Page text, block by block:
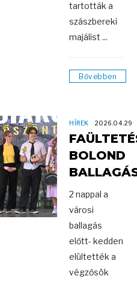
tartották a
szászbereki
majálist ...
Bővebben
HÍREK 2026.04.29
BOLOND
2 nappal a
városi
ballagás
előtt- kedden
elültették a
végzősök